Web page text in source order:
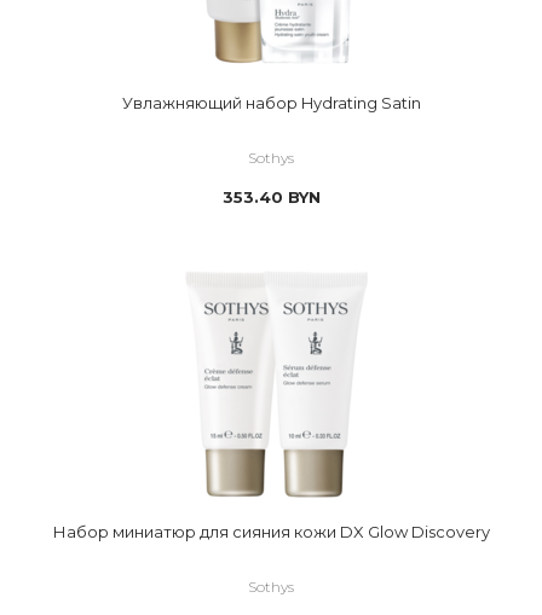
Увлажняющий набор Hydrating Satin
Sothys
353.40 BYN
Набор миниатюр для сияния кожи DX Glow Discovery
Sothys